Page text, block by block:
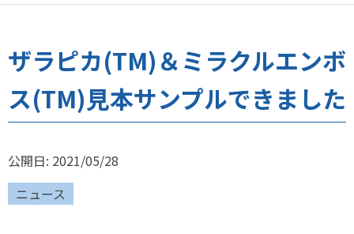
ザラピカ(TM)＆ミラクルエンボ
ス(TM)見本サンプルできました
公開日: 2021/05/28
ニュース